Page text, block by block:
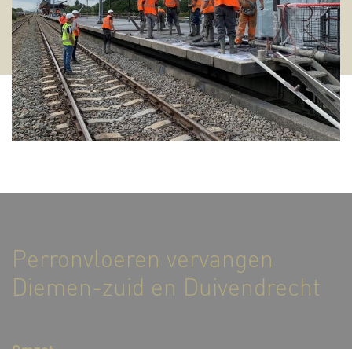
Perronvloeren vervangen
Diemen-zuid en Duivendrecht